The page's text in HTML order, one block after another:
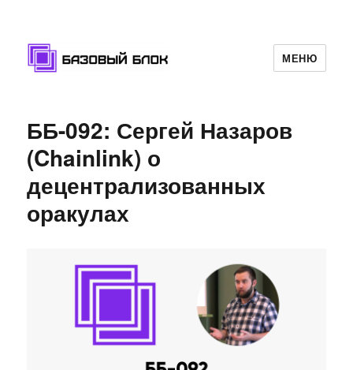
МЕНЮ
ББ-092: Сергей Назаров
(Chainlink) о
децентрализованных
оракулах